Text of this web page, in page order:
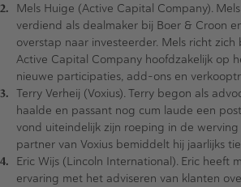
Mels Huige (Active Capital Company).
verdiend als dealmaker bij Boer & Croon
overstap naar investeerder. Mels richt zich
Active Capital Company hoofdzakelijk op
nieuwe participaties, add-ons en
Terry Verheij (Voxius). Terry begon als
haalde en passant nog cum laude een
vond uiteindelijk zijn roeping in de werving
partner van Voxius bemiddelt hij jaarlijks
Eric Wijs (Lincoln International). Eric heeft
ervaring met het adviseren van klanten